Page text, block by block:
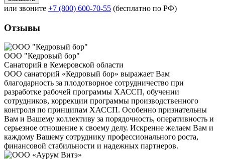
или звоните +7 (800) 600-70-55 (бесплатно по РФ)
Отзывы
ООО "Кедровый бор"
Санаторий в Кемеровской области
ООО санаторий «Кедровый бор» выражает Вам
благодарность за плодотворное сотрудничество при
разработке рабочей программы ХАССП, обучении
сотрудников, коррекции программы производственного
контроля по принципам ХАССП. Особенно признательны
Вам и Вашему коллективу за порядочность, оперативность и
серьезное отношение к своему делу. Искренне желаем Вам и
каждому Вашему сотруднику профессионального роста,
финансовой стабильности и надежных партнеров.